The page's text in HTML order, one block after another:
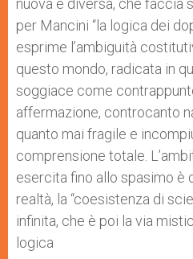
nuova e diversa, che faccia
per Mancini “la logica dei
esprime l’ambiguità
questo mondo, radicata in
soggiace come
affermazione, controcanto
quanto mai fragile e
comprensione totale.
esercita fino allo spasimo è
realtà, la “coesistenza di
infinita, che è poi la via
logica